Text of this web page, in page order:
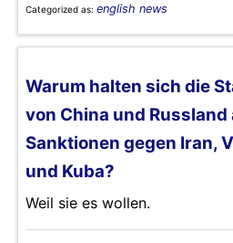
Categorized as: english news
Warum halten sich die
von China und Russland
Sanktionen gegen Iran,
und Kuba?
Weil sie es wollen.